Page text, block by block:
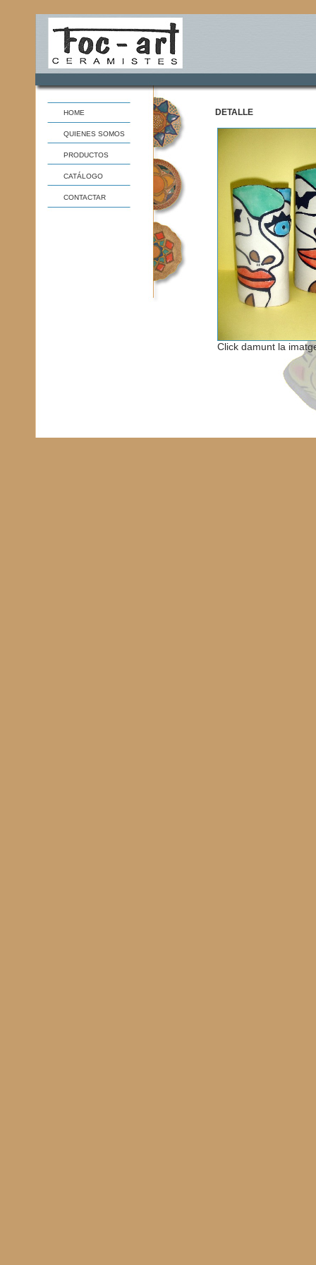
HOME
QUIENES SOMOS
PRODUCTOS
CATÁLOGO
CONTACTAR
DETALLE
Click damunt la